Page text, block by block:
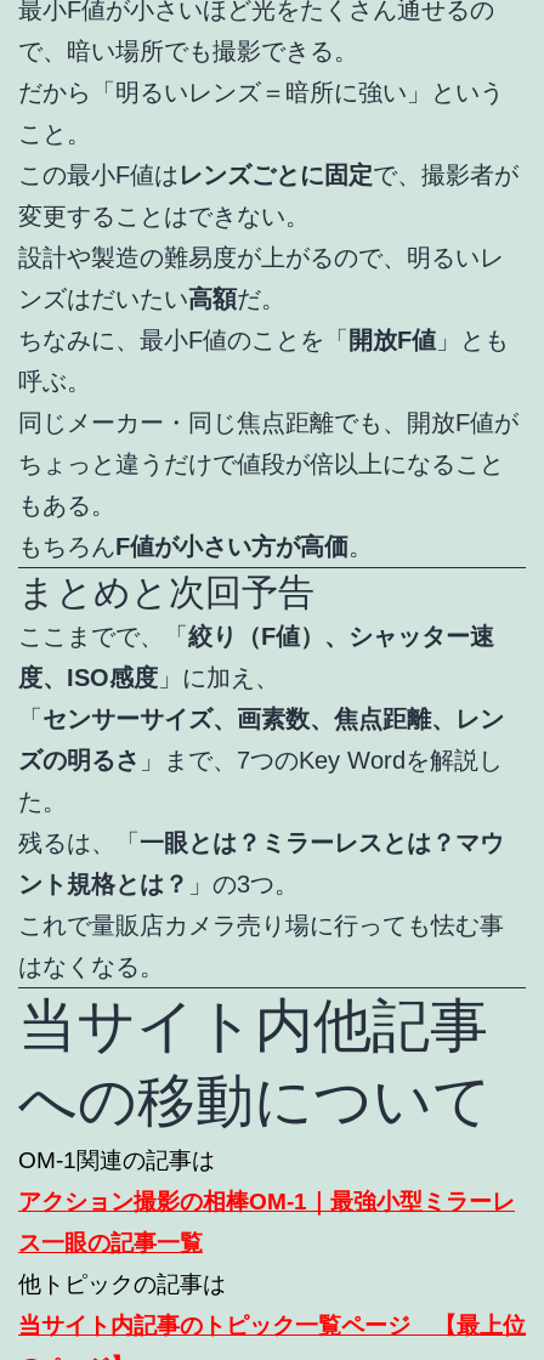
最小F値が小さいほど光をたくさん通せるの
で、暗い場所でも撮影できる。
だから「明るいレンズ＝暗所に強い」という
こと。
この最小F値は レンズごとに固定で、撮影者が
変更することはできない。
設計や製造の難易度が上がるので、明るいレ
ンズはだいたい高額だ。
ちなみに、最小F値のことを「 開放F値 」とも
呼ぶ。
同じメーカー・同じ焦点距離でも、開放F値が
ちょっと違うだけで値段が倍以上になること
もある。
もちろんF値が小さい方が高価。
まとめと次回予告
ここまでで、「 絞り（F値）、シャッター速
度、ISO感度 」に加え、
「 センサーサイズ、画素数、焦点距離、レン
ズの明るさ 」まで、7つのKey Wordを解説し
た。
残るは、「 一眼とは？ミラーレスとは？マウ
ント規格とは？ 」の3つ。
これで量販店カメラ売り場に行っても怯む事
はなくなる。
当サイト内他記事
への移動について
OM-1関連の記事は
アクション撮影の相棒OM-1｜最強小型ミラーレ
ス一眼の記事一覧
他トピックの記事は
当サイト内記事のトピック一覧ページ 【最上位